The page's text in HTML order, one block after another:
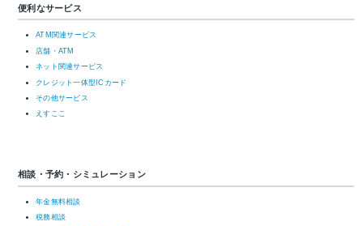
便利なサービス
ATM関連サービス
店舗・ATM
ネット関連サービス
クレジット一体型ICカード
その他サービス
えすここ
相談・予約・シミュレーション
年金無料相談
税務相談